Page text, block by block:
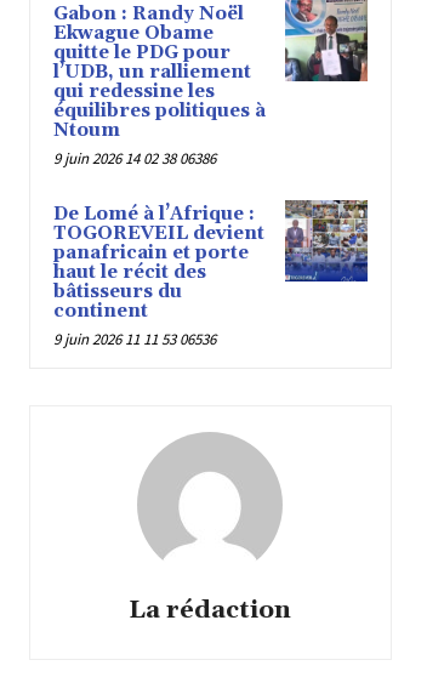
Gabon : Randy Noël
Ekwague Obame
quitte le PDG pour
l’UDB, un ralliement
qui redessine les
équilibres politiques à
Ntoum
9 juin 2026 14 02 38 06386
De Lomé à l’Afrique :
TOGOREVEIL devient
panafricain et porte
haut le récit des
bâtisseurs du
continent
9 juin 2026 11 11 53 06536
La rédaction